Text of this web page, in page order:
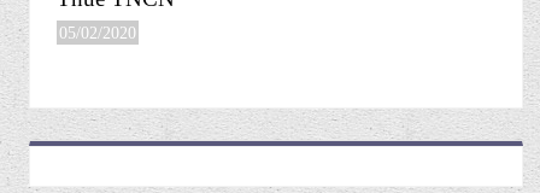
05/02/2020